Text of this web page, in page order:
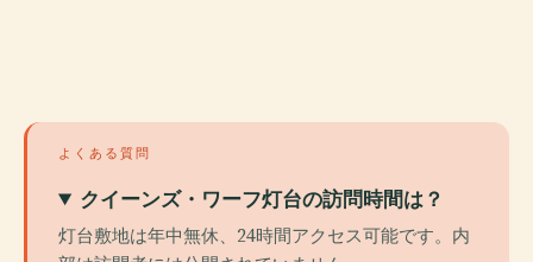
よくある質問
クイーンズ・ワーフ灯台の訪問時間は？
灯台敷地は年中無休、24時間アクセス可能です。内